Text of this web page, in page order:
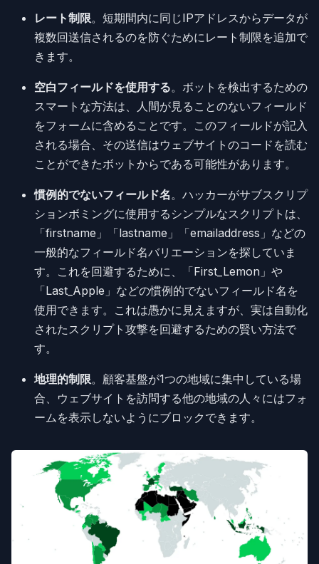
レート制限。短期間内に同じIPアドレスからデータが
複数回送信されるのを防ぐためにレート制限を追加で
きます。
空白フィールドを使用する。ボットを検出するための
スマートな方法は、人間が見ることのないフィールド
をフォームに含めることです。このフィールドが記入
される場合、その送信はウェブサイトのコードを読む
ことができたボットからである可能性があります。
慣例的でないフィールド名。ハッカーがサブスクリプ
ションボミングに使用するシンプルなスクリプトは、
「firstname」「lastname」「emailaddress」などの
一般的なフィールド名バリエーションを探していま
す。これを回避するために、「First_Lemon」や
「Last_Apple」などの慣例的でないフィールド名を
使用できます。これは愚かに見えますが、実は自動化
されたスクリプト攻撃を回避するための賢い方法で
す。
地理的制限。顧客基盤が1つの地域に集中している場
合、ウェブサイトを訪問する他の地域の人々にはフォ
ームを表示しないようにブロックできます。